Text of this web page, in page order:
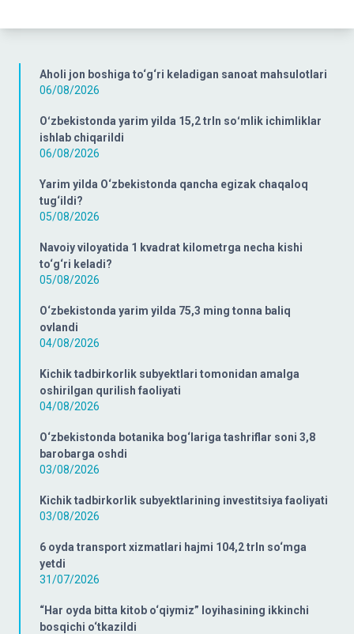
Aholi jon boshiga to‘g‘ri keladigan sanoat mahsulotlari
06/08/2026
Oʻzbekistonda yarim yilda 15,2 trln soʻmlik ichimliklar
ishlab chiqarildi
06/08/2026
Yarim yilda O‘zbekistonda qancha egizak chaqaloq
tug‘ildi?
05/08/2026
Navoiy viloyatida 1 kvadrat kilometrga necha kishi
to‘g‘ri keladi?
05/08/2026
O‘zbekistonda yarim yilda 75,3 ming tonna baliq
ovlandi
04/08/2026
Kichik tadbirkorlik subyektlari tomonidan amalga
oshirilgan qurilish faoliyati
04/08/2026
O‘zbekistonda botanika bog‘lariga tashriflar soni 3,8
barobarga oshdi
03/08/2026
Kichik tadbirkorlik subyektlarining investitsiya faoliyati
03/08/2026
6 oyda transport xizmatlari hajmi 104,2 trln so‘mga
yetdi
31/07/2026
“Har oyda bitta kitob o‘qiymiz” loyihasining ikkinchi
bosqichi o‘tkazildi